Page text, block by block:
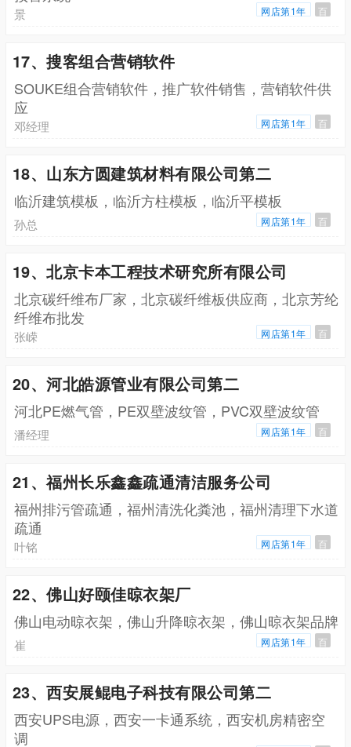
景 网店第1年 百
17、搜客组合营销软件
SOUKE组合营销软件，推广软件销售，营销软件供
应
邓经理 网店第1年 百
18、山东方圆建筑材料有限公司第二
临沂建筑模板，临沂方柱模板，临沂平模板
孙总 网店第1年 百
19、北京卡本工程技术研究所有限公司
北京碳纤维布厂家，北京碳纤维板供应商，北京芳纶
纤维布批发
张嵘 网店第1年 百
20、河北皓源管业有限公司第二
河北PE燃气管，PE双壁波纹管，PVC双壁波纹管
潘经理 网店第1年 百
21、福州长乐鑫鑫疏通清洁服务公司
福州排污管疏通，福州清洗化粪池，福州清理下水道
疏通
叶铭 网店第1年 百
22、佛山好颐佳晾衣架厂
佛山电动晾衣架，佛山升降晾衣架，佛山晾衣架品牌
崔 网店第1年 百
23、西安展鲲电子科技有限公司第二
西安UPS电源，西安一卡通系统，西安机房精密空
调